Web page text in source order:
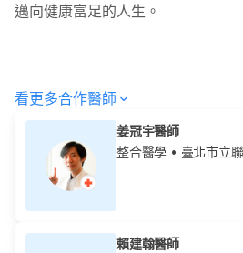
邁向健康富足的人生。
看更多合作醫師
姜冠宇醫師
整合醫學 • 臺北市立
賴建翰醫師